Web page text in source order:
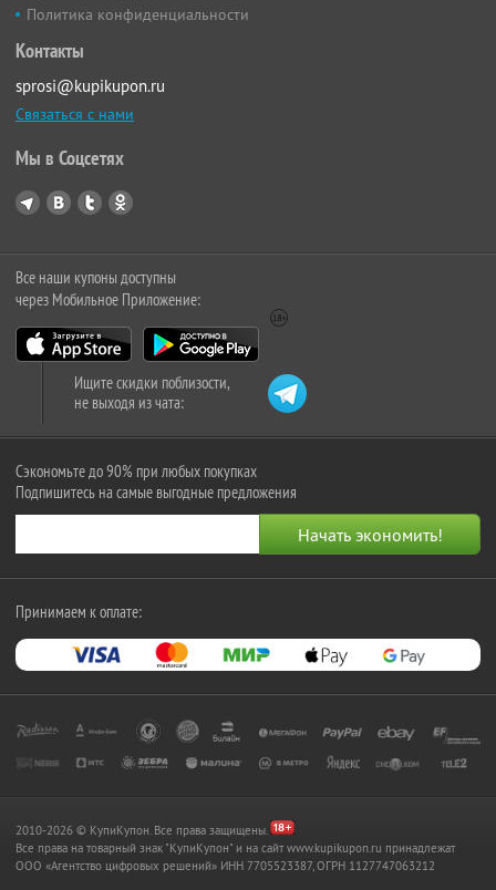
Политика конфиденциальности
Контакты
sprosi@kupikupon.ru
Связаться с нами
Мы в Соцсетях
Все наши купоны доступны
через Мобильное Приложение:
Ищите скидки поблизости,
не выходя из чата:
Сэкономьте до 90% при любых покупках
Подпишитесь на самые выгодные предложения
Принимаем к оплате:
2010-2026 © КупиКупон. Все права защищены.
Все права на товарный знак "КупиКупон" и на сайт www.kupikupon.ru принадлежат
OOO «Агентство цифровых решений» ИНН 7705523387, ОГРН 1127747063212